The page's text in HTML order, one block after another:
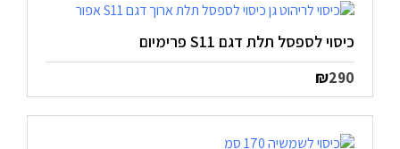
כיסוי לספסל תלת דגם S11 פרימיום
₪290